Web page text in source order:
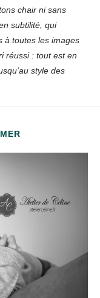
chair ni sans
subtilité, qui
à toutes les images
réussi : tout est en
style des